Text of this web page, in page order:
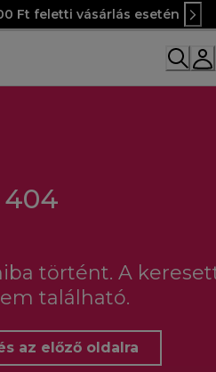
Ft feletti vásárlás esetén
404
történt. A
található.
az előző oldalra